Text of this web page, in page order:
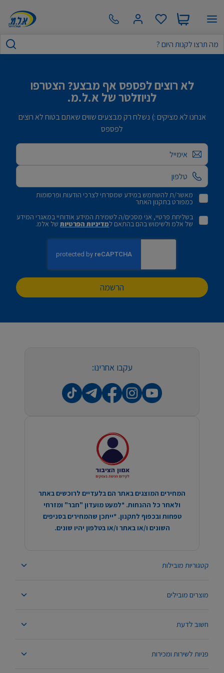
לא רוצים לפספס אף מבצע? הצטרפו
לניוזלטר של א.ל.מ.
אנחנו לא מציקים :) נשלח רק מבצעים שווים שאתם בטוח לא רוצים
לפספס
אימייל
מאשר/ת להשתמש במידע שמסרתי לצרכי הודעות ופרסומות
כמפורט בתקנון האתר
בשליחת פרטיי, אני מסכים/ה לשמירת המידע אודותיי במאגרי המידע
של אלמ ולשימוש בהם בהתאם למדיניות הפרטיותשל אלמ.
הרשמה
קטגוריות מובילות
מוצרים מובילים
חשוב לדעת
פניות לשירות ומכירות
עקבו אחרינו:
המחירים המוצגים באתר הם בלעדיים לרוכשים באתר
ולאחר כל ההנחות. *למעט מועדון "חבר" ומזרחי
טפחות ובכפוף לתקנון. *ייתכן שהמחירים בסניפים
השונים ו/או באתר ו/או בטלפון יהיו שונים.